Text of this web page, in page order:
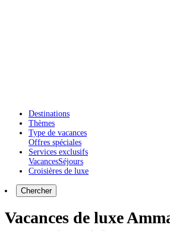
Destinations
Thèmes
Type de vacances
Offres spéciales
Services exclusifs
VacancesSéjours
Croisières de luxe
Chercher
Vacances de luxe